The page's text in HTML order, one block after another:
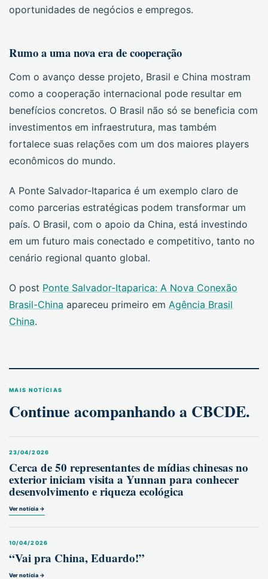
oportunidades de negócios e empregos.
Rumo a uma nova era de cooperação
Com o avanço desse projeto, Brasil e China mostram
como a cooperação internacional pode resultar em
benefícios concretos. O Brasil não só se beneficia com
investimentos em infraestrutura, mas também
fortalece suas relações com um dos maiores players
econômicos do mundo.
A Ponte Salvador-Itaparica é um exemplo claro de
como parcerias estratégicas podem transformar um
país. O Brasil, com o apoio da China, está investindo
em um futuro mais conectado e competitivo, tanto no
cenário regional quanto global.
O post Ponte Salvador-Itaparica: A Nova Conexão
Brasil-China apareceu primeiro em Agência Brasil
China.
MAIS NOTÍCIAS
Continue acompanhando a CBCDE.
23/04/2026
Cerca de 50 representantes de mídias chinesas no
exterior iniciam visita a Yunnan para conhecer
desenvolvimento e riqueza ecológica
Ver notícia →
10/04/2026
“Vai pra China, Eduardo!”
Ver notícia →